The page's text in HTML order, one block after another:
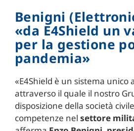
Benigni
«da E4Shield un
per la gestione
pandemia»
«E4Shield è un sistema unico
attraverso il quale il nostro
disposizione della società
competenze nel settore